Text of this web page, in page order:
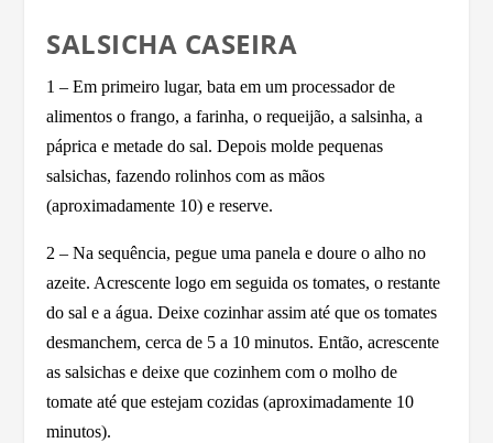
SALSICHA CASEIRA
1 – Em primeiro lugar, bata em um processador de
alimentos o frango, a farinha, o requeijão, a salsinha, a
páprica e metade do sal. Depois molde pequenas
salsichas, fazendo rolinhos com as mãos
(aproximadamente 10) e reserve.
2 – Na sequência, pegue uma panela e doure o alho no
azeite. Acrescente logo em seguida os tomates, o restante
do sal e a água. Deixe cozinhar assim até que os tomates
desmanchem, cerca de 5 a 10 minutos. Então, acrescente
as salsichas e deixe que cozinhem com o molho de
tomate até que estejam cozidas (aproximadamente 10
minutos).